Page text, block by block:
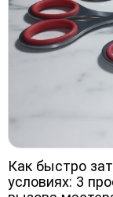
Как быстро
условиях: 3